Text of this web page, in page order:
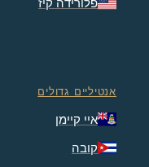
אנטיליים גדולים
איי קיימן
קובה